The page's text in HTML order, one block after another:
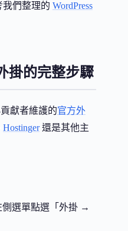
我們整理的 WordPress
掛的完整步驟
貢獻者維護的官方外
Hostinger還是其他主
側選單點選「外掛 →